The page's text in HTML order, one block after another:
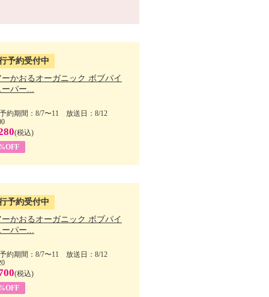
予約受付中
ーかおるオーガニック ボブパイ
ーパー...
約期間：8/7〜11 放送日：8/12
(税込)
予約受付中
ーかおるオーガニック ボブパイ
ーパー...
約期間：8/7〜11 放送日：8/12
(税込)